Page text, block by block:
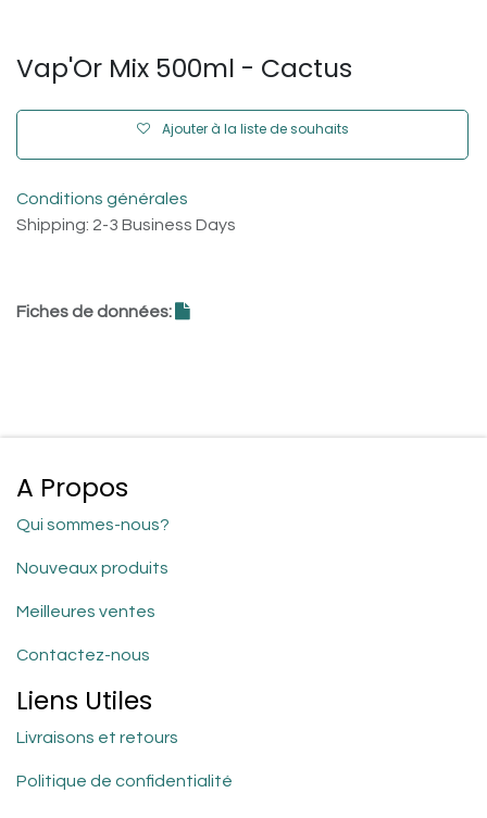
Vap'Or Mix 500ml - Cactus
Ajouter à la liste de souhaits
Conditions générales
Shipping: 2-3 Business Days
Fiches de données:
A Propos
Qui sommes-nous?
Nouveaux produits
Meilleures ventes
Contactez-nous
Liens Utiles
Livraisons et retours
Politique de confidentialité